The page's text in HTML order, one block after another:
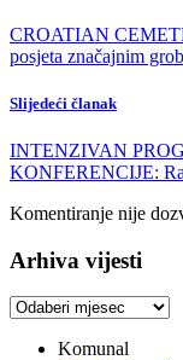
CROATIAN
posjeta značajnim
Slijedeći članak
INTENZIVAN
KONFERENCIJE:
Komentiranje nije
Arhiva vijesti
Arhiva
Komunal